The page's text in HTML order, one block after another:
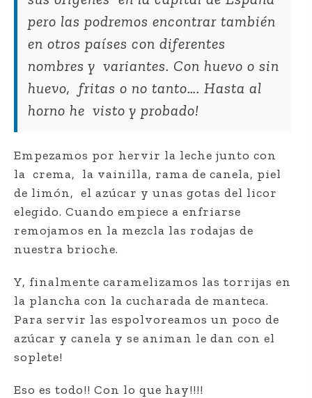
pero las podremos encontrar también
en otros países con diferentes
nombres y variantes. Con huevo o sin
huevo, fritas o no tanto…. Hasta al
horno he visto y probado!
Empezamos por hervir la leche junto con
la crema, la vainilla, rama de canela, piel
de limón, el azúcar y unas gotas del licor
elegido. Cuando empiece a enfriarse
remojamos en la mezcla las rodajas de
nuestra brioche.
Y, finalmente caramelizamos las torrijas en
la plancha con la cucharada de manteca.
Para servir las espolvoreamos un poco de
azúcar y canela y se animan le dan con el
soplete!
Eso es todo!! Con lo que hay!!!!